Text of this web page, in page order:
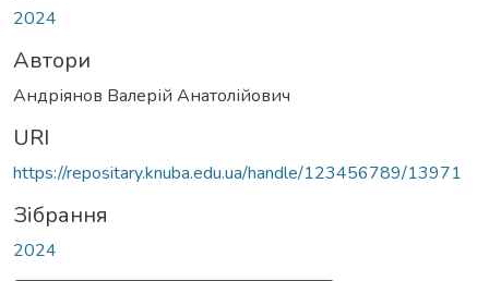
2024
Автори
Андріянов Валерій Анатолійович
URI
https://repositary.knuba.edu.ua/handle/123456789/13971
Зібрання
2024